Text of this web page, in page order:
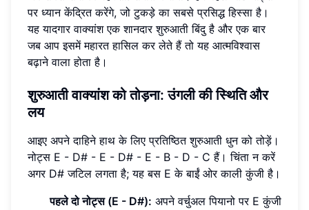
पर ध्यान केंद्रित करेंगे, जो टुकड़े का सबसे प्रसिद्ध हिस्सा है।
यह यादगार वाक्यांश एक शानदार शुरुआती बिंदु है और एक बार
जब आप इसमें महारत हासिल कर लेते हैं तो यह आत्मविश्वास
बढ़ाने वाला होता है।
शुरुआती वाक्यांश को तोड़ना: उंगली की स्थिति और
लय
आइए अपने दाहिने हाथ के लिए प्रतिष्ठित शुरुआती धुन को तोड़ें।
नोट्स E - D# - E - D# - E - B - D - C हैं। चिंता न करें
अगर D# जटिल लगता है; यह बस E के बाईं ओर काली कुंजी है।
पहले दो नोट्स (E - D#): अपने वर्चुअल पियानो पर E कुंजी